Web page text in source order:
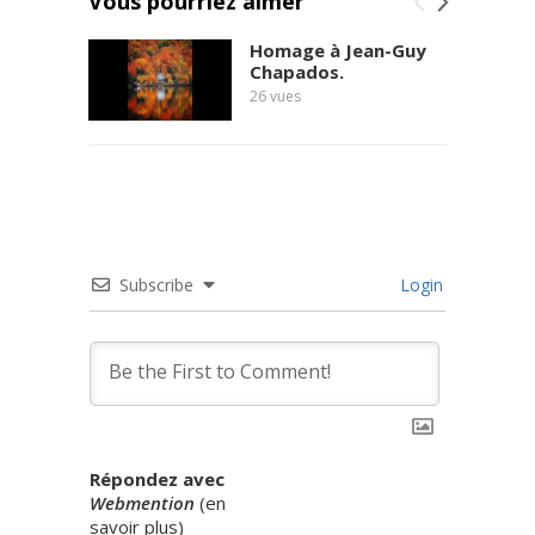
Homage à Jean-Guy
Chapados.
26vues
Subscribe Login
Répondez avec
Webmention (en
savoir plus)